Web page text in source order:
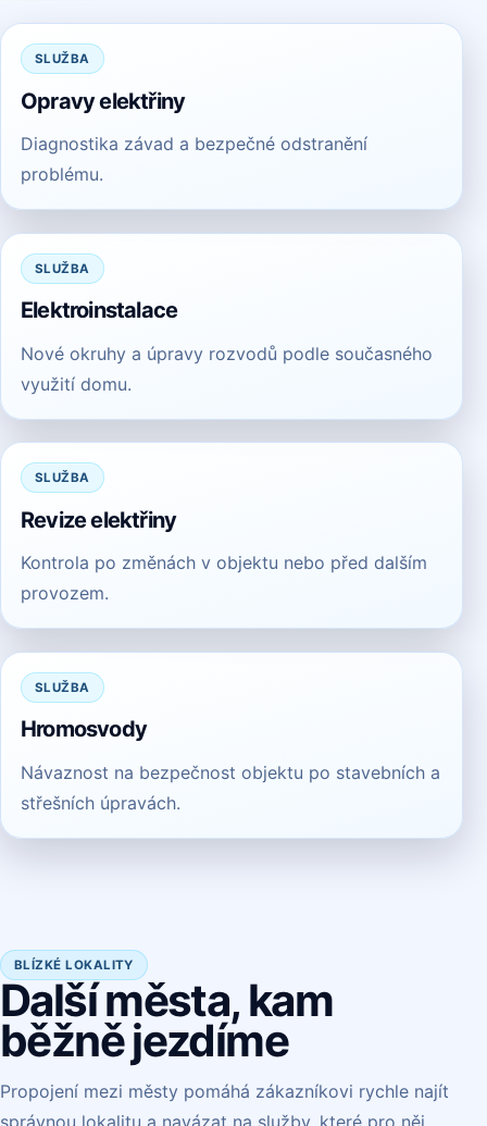
SLUŽBA
Opravy elektřiny
Diagnostika závad a bezpečné odstranění
problému.
SLUŽBA
Elektroinstalace
Nové okruhy a úpravy rozvodů podle současného
využití domu.
SLUŽBA
Revize elektřiny
Kontrola po změnách v objektu nebo před dalším
provozem.
SLUŽBA
Hromosvody
Návaznost na bezpečnost objektu po stavebních a
střešních úpravách.
BLÍZKÉ LOKALITY
Další města, kam
běžně jezdíme
Propojení mezi městy pomáhá zákazníkovi rychle najít
správnou lokalitu a navázat na služby, které pro něj